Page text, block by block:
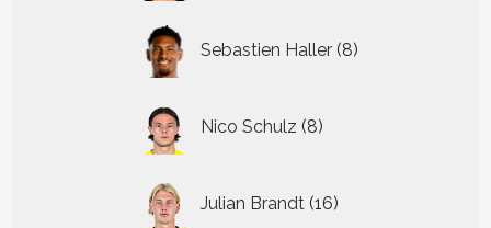
Sebastien Haller 8
producten
Nico Schulz 8
producten
Julian Brandt 16
producten